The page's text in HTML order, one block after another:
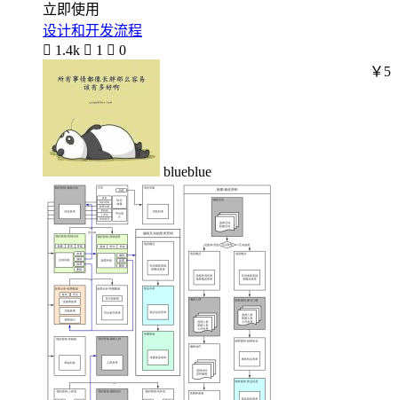
立即使用
设计和开发流程
 1.4k  1  0
blueblue
￥5